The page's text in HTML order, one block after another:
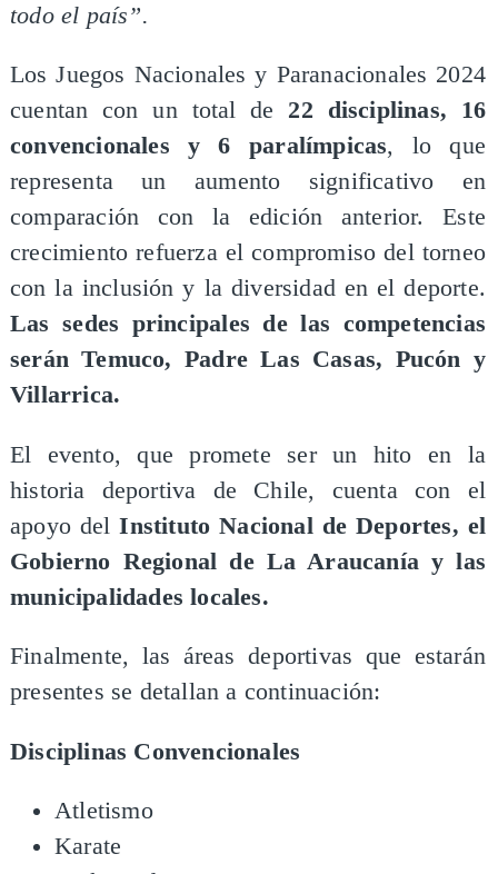
todo el país”.
Los Juegos Nacionales y Paranacionales 2024
cuentan con un total de 22 disciplinas, 16
convencionales y 6 paralímpicas, lo que
representa un aumento significativo en
comparación con la edición anterior. Este
crecimiento refuerza el compromiso del torneo
con la inclusión y la diversidad en el deporte.
Las sedes principales de las competencias
serán Temuco, Padre Las Casas, Pucón y
Villarrica.
El evento, que promete ser un hito en la
historia deportiva de Chile, cuenta con el
apoyo delInstituto Nacional de Deportes, el
Gobierno Regional de La Araucanía y las
municipalidades locales.
Finalmente, las áreas deportivas que estarán
presentes se detallan a continuación:
Disciplinas Convencionales
Atletismo
Karate​